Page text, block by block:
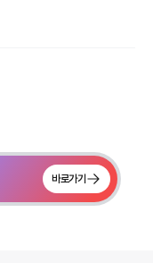
바로가기